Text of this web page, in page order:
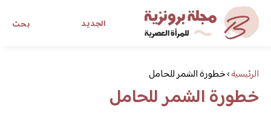
بحث الجديد
مجلة برونزية للفتاة العصرية
ابحث عن أي موضوع يهمك
الرئيسية›خطورة الشمر للحامل
خطورة الشمر للحامل